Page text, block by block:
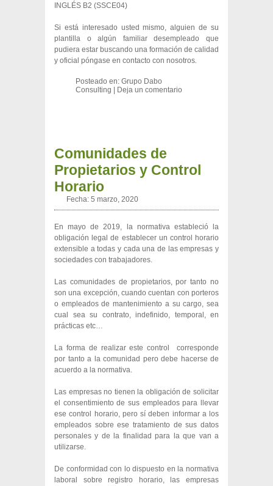
INGLÉS B2 (SSCE04)
Si está interesado usted mismo, alguien de su
plantilla o algún familiar desempleado que
pudiera estar buscando una formación de calidad
y oficial póngase en contacto con nosotros.
Posteado en: Grupo Dabo
Consulting
Deja un comentario
Comunidades de
Propietarios y Control
Horario
Fecha: 5 marzo, 2020
En mayo de 2019, la normativa estableció la
obligación legal de establecer un control horario
extensible a todas y cada una de las empresas y
sociedades con trabajadores.
Las comunidades de propietarios, por tanto no
son una excepción, cuando cuentan con porteros
o empleados de mantenimiento a su cargo, sea
cual sea su contrato, indefinido, temporal, en
prácticas etc…
La forma de realizar este control corresponde
por tanto a la comunidad pero debe hacerse de
acuerdo a la normativa.
Las empresas no tienen la obligación de solicitar
el consentimiento de sus empleados para llevar
ese control horario, pero sí deben informar a los
empleados sobre ese tratamiento de sus datos
personales y de la finalidad para la que van a
utilizarse.
De conformidad con lo dispuesto en la normativa
laboral sobre registro horario, las empresas